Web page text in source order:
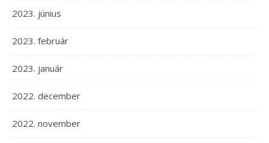
2023. június
2023. február
2023. január
2022. december
2022. november